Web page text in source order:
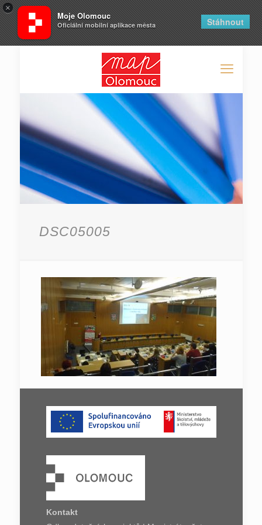
×
Moje Olomouc
Oficiální mobilní aplikace města Stáhnout
DSC05005
Kontakt